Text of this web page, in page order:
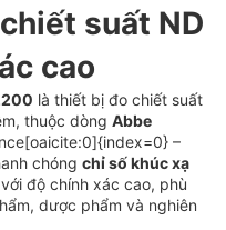
suất ND
cao
là thiết bị đo chiết suất
thuộc dòng Abbe
–
chóng chỉ số khúc xạ
với độ chính xác cao, phù
dược phẩm và nghiên